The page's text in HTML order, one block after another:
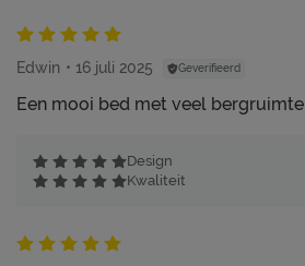
Edwin 16 juli 2025 Geverifieerd
Een mooi bed met veel bergruimte
Design
Kwaliteit